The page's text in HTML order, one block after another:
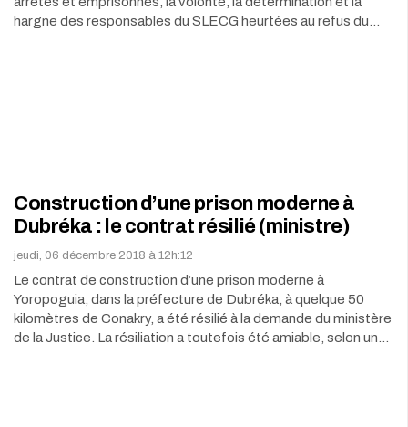
hargne des responsables du SLECG heurtées au refus du…
Construction d’une prison moderne à
Dubréka : le contrat résilié (ministre)
jeudi, 06 décembre 2018 à 12h:12
Le contrat de construction d’une prison moderne à
Yoropoguia, dans la préfecture de Dubréka, à quelque 50
kilomètres de Conakry, a été résilié à la demande du ministère
de la Justice. La résiliation a toutefois été amiable, selon un…